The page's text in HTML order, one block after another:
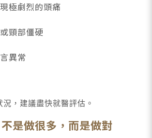
極劇烈的頭痛
頸部僵硬
異常
，建議盡快就醫評估。
是做很多，而是做對